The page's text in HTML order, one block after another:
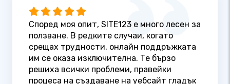
Според моя опит, SITE123 е много лесен за
ползване. В редките случаи, когато
срещах трудности, онлайн поддръжката
им се оказа изключителна. Те бързо
решиха всички проблеми, правейки
процеса на създаване на уебсайт гладък